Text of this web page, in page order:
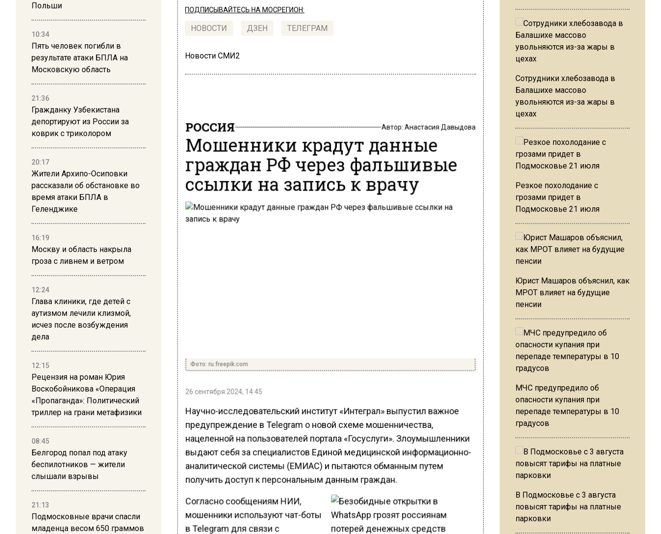
Польши
10:34
Пять человек погибли в
результате атаки БПЛА на
Московскую область
21:36
Гражданку Узбекистана
депортируют из России за
коврик с триколором
20:17
Жители Архипо-Осиповки
рассказали об обстановке во
время атаки БПЛА в
Геленджике
16:19
Москву и область накрыла
гроза с ливнем и ветром
12:24
Глава клиники, где детей с
аутизмом лечили клизмой,
исчез после возбуждения
дела
12:15
Рецензия на роман Юрия
Воскобойникова «Операция
«Пропаганда»: Политический
триллер на грани метафизики
08:45
Белгород попал под атаку
беспилотников — жители
слышали взрывы
21:13
Подмосковные врачи спасли
младенца весом 650 граммов
ПОДПИСЫВАЙТЕСЬ НА МОСРЕГИОН:
НОВОСТИ ДЗЕН ТЕЛЕГРАМ
Новости СМИ2
РОССИЯ Автор: Анастасия Давыдова
Мошенники крадут данные
граждан РФ через фальшивые
ссылки на запись к врачу
Фото: ru.freepik.com
26 сентября 2024, 14:45
Научно-исследовательский институт «Интеграл» выпустил важное
предупреждение в Telegram о новой схеме мошенничества,
нацеленной на пользователей портала «Госуслуги». Злоумышленники
выдают себя за специалистов Единой медицинской информационно-
аналитической системы (ЕМИАС) и пытаются обманным путем
получить доступ к персональным данным граждан.
Согласно сообщениям НИИ,
мошенники используют чат-боты
в Telegram для связи с
Сотрудники хлебозавода в
Балашихе массово
увольняются из-за жары в
цехах
Резкое похолодание с
грозами придет в
Подмосковье 21 июля
Юрист Машаров объяснил, как
МРОТ влияет на будущие
пенсии
МЧС предупредило об
опасности купания при
перепаде температуры в 10
градусов
В Подмосковье с 3 августа
повысят тарифы на платные
парковки